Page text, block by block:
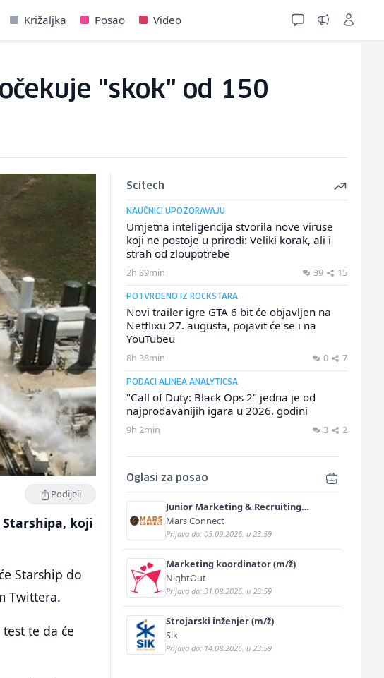
Križaljka Posao Video
"skok" od 150
Podijeli
koji
Starship do
Twittera.
te da će
Scitech
NAUČNICI UPOZORAVAJU
Umjetna inteligencija stvorila nove viruse
koji ne postoje u prirodi: Veliki korak, ali i
strah od zloupotrebe
2h 39min 39 15
POTVRĐENO IZ ROCKSTARA
Novi trailer igre GTA 6 bit će objavljen na
Netflixu 27. augusta, pojavit će se i na
YouTubeu
8h 38min 0 7
PODACI ALINEA ANALYTICSA
"Call of Duty: Black Ops 2" jedna je od
najprodavanijih igara u 2026. godini
9h 2min 3 2
Oglasi za posao
Junior Marketing & Recruiting
Specialist (m/ž)
Mars Connect
Prijava do: 05.09.2026. u 23:59
Marketing koordinator (m/ž)
NightOut
Prijava do: 31.08.2026. u 23:59
Strojarski inženjer (m/ž)
Sik
Prijava do: 14.08.2026. u 23:59